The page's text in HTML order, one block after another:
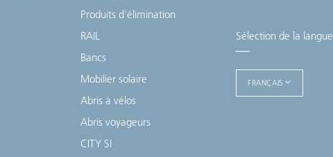
Produits d'élimination
RAIL
Bancs
Mobilier solaire
Abris à vélos
Abris voyageurs
CITY SI
Sélection de la langue
FRANÇAIS